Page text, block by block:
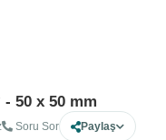
- 50 x 50 mm
Soru Sor Paylaş